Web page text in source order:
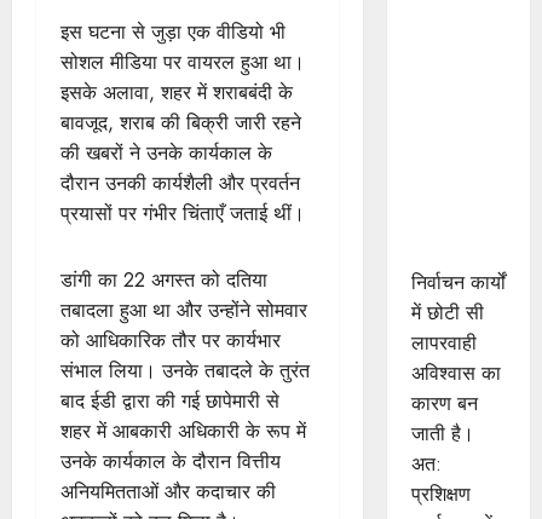
इस घटना से जुड़ा एक वीडियो भी
सोशल मीडिया पर वायरल हुआ था।
इसके अलावा, शहर में शराबबंदी के
बावजूद, शराब की बिक्री जारी रहने
की खबरों ने उनके कार्यकाल के
दौरान उनकी कार्यशैली और प्रवर्तन
प्रयासों पर गंभीर चिंताएँ जताई थीं।
डांगी का 22 अगस्त को दतिया
तबादला हुआ था और उन्होंने सोमवार
को आधिकारिक तौर पर कार्यभार
संभाल लिया। उनके तबादले के तुरंत
बाद ईडी द्वारा की गई छापेमारी से
शहर में आबकारी अधिकारी के रूप में
उनके कार्यकाल के दौरान वित्तीय
अनियमितताओं और कदाचार की
निर्वाचन कार्यों
में छोटी सी
लापरवाही
अविश्वास का
कारण बन
जाती है।
अत:
प्रशिक्षण